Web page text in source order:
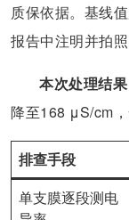
质保依据。基线
报告中注明并拍照
本次处理结果
降至168 μS/cm，
排查手段
单支膜逐段测电